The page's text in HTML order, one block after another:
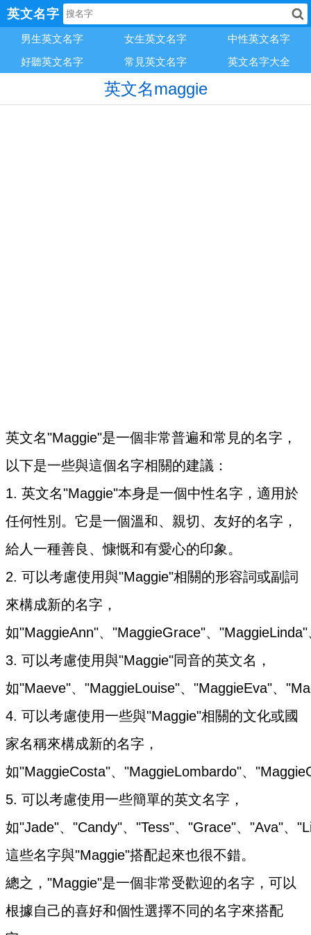
英文名字
男生英文名字 女生英文名字
中性英文名字
好聽英文名字
常見英文名字 英文名字大全
英文名maggie
英文名"Maggie"是一個非常普遍和常見的名字，
以下是一些與這個名字相關的建議：
1. 英文名"Maggie"本身是一個中性名字，適用於
任何性別。它是一個溫和、親切、友好的名字，
給人一種善良、慷慨和有愛心的印象。
2. 可以考慮使用與"Maggie"相關的形容詞或副詞
來構成新的名字，
如"MaggieAnn"、"MaggieGrace"、
3. 可以考慮使用與"Maggie"同音的英文名，
如"Maeve"、"MaggieLouise"、"MaggieEva"、
4. 可以考慮使用一些與"Maggie"相關的文化或國
家名稱來構成新的名字，
如"MaggieCosta"、"MaggieLombardo"、
5. 可以考慮使用一些簡單的英文名字，
如"Jade"、"Candy"、"Tess"、"Grace"、"Ava"、
這些名字與"Maggie"搭配起來也很不錯。
總之，"Maggie"是一個非常受歡迎的名字，可以
根據自己的喜好和個性選擇不同的名字來搭配